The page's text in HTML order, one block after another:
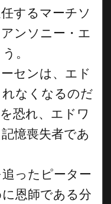
するマーチソ
ンソニー・エ
。
センは、エド
なくなるのだ
恐れ、エドワ
憶喪失者であ
ったピーター
恩師である分